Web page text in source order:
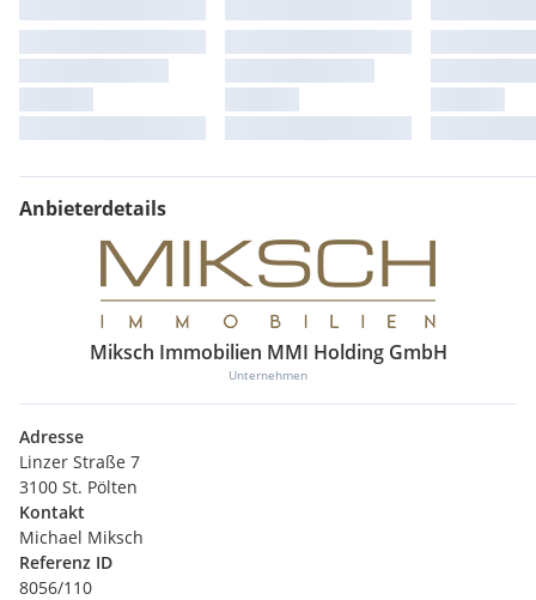
Anbieterdetails
Miksch Immobilien MMI Holding GmbH
Unternehmen
Adresse
Linzer Straße 7
3100 St. Pölten
Kontakt
Michael Miksch
Referenz ID
8056/110